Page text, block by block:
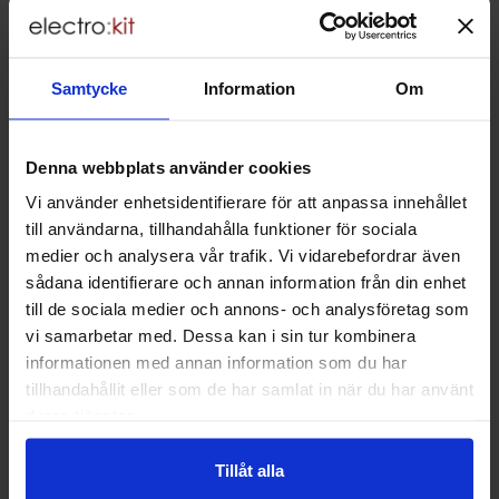
Samtycke Information Om
Denna webbplats använder cookies
Vi använder enhetsidentifierare för att anpassa innehållet
till användarna, tillhandahålla funktioner för sociala
medier och analysera vår trafik. Vi vidarebefordrar även
sådana identifierare och annan information från din enhet
till de sociala medier och annons- och analysföretag som
vi samarbetar med. Dessa kan i sin tur kombinera
informationen med annan information som du har
tillhandahållit eller som de har samlat in när du har använt
Tillåt alla
Lagervara, 509 st
Lagervara, 12987 st
Enhet:
st
Köp
Keramisk 33pF 50V Y5V
2.54mm
Art. nr
40500013
Från
0.25 SEK
Inklusive 25% moms
Mängdrabatt
Antal Pris /st
1-till
99 st
0.50 SEK
100 -tillst